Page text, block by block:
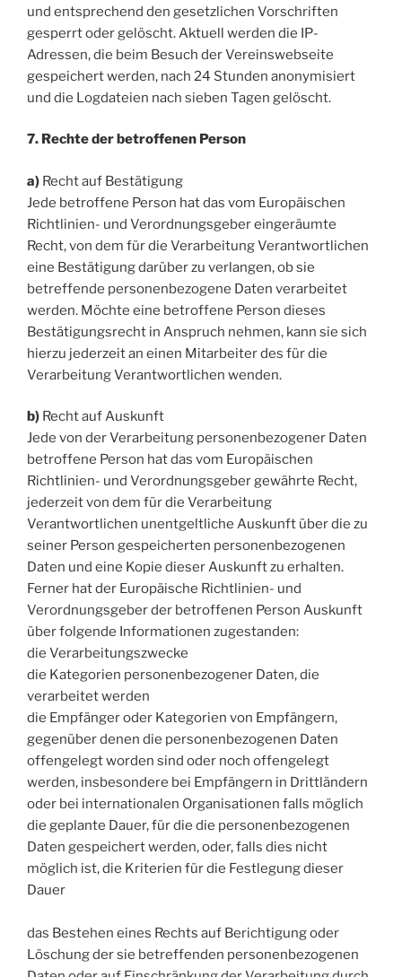
und entsprechend den gesetzlichen Vorschriften
gesperrt oder gelöscht. Aktuell werden die IP-
Adressen, die beim Besuch der Vereinswebseite
gespeichert werden, nach 24 Stunden anonymisiert
und die Logdateien nach sieben Tagen gelöscht.
7. Rechte der betroffenen Person
a) Recht auf Bestätigung
Jede betroffene Person hat das vom Europäischen
Richtlinien- und Verordnungsgeber eingeräumte
Recht, von dem für die Verarbeitung Verantwortlichen
eine Bestätigung darüber zu verlangen, ob sie
betreffende personenbezogene Daten verarbeitet
werden. Möchte eine betroffene Person dieses
Bestätigungsrecht in Anspruch nehmen, kann sie sich
hierzu jederzeit an einen Mitarbeiter des für die
Verarbeitung Verantwortlichen wenden.
b) Recht auf Auskunft
Jede von der Verarbeitung personenbezogener Daten
betroffene Person hat das vom Europäischen
Richtlinien- und Verordnungsgeber gewährte Recht,
jederzeit von dem für die Verarbeitung
Verantwortlichen unentgeltliche Auskunft über die zu
seiner Person gespeicherten personenbezogenen
Daten und eine Kopie dieser Auskunft zu erhalten.
Ferner hat der Europäische Richtlinien- und
Verordnungsgeber der betroffenen Person Auskunft
über folgende Informationen zugestanden:
die Verarbeitungszwecke
die Kategorien personenbezogener Daten, die
verarbeitet werden
die Empfänger oder Kategorien von Empfängern,
gegenüber denen die personenbezogenen Daten
offengelegt worden sind oder noch offengelegt
werden, insbesondere bei Empfängern in Drittländern
oder bei internationalen Organisationen falls möglich
die geplante Dauer, für die die personenbezogenen
Daten gespeichert werden, oder, falls dies nicht
möglich ist, die Kriterien für die Festlegung dieser
Dauer
das Bestehen eines Rechts auf Berichtigung oder
Löschung der sie betreffenden personenbezogenen